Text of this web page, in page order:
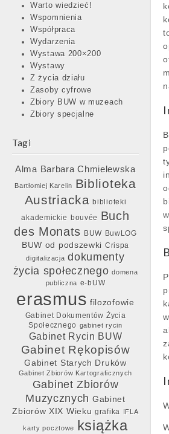
Warto wiedzieć!
Wspomnienia
Współpraca
Wydarzenia
Wystawa 200×200
Wystawy
Z życia działu
Zasoby cyfrowe
Zbiory BUW w muzeach
Zbiory specjalne
Tagi
Alma Barbara Chmielewska
Bartłomiej Karelin Biblioteka
Austriacka biblioteki
akademickie
bouvée
Buch
des Monats BUW BuwLOG
BUW od podszewki Crispa
digitalizacja dokumenty
życia społecznego domena
publiczna e-bUW
erasmus filozofowie
Gabinet Dokumentów Życia
Społecznego gabinet rycin
Gabinet Rycin BUW
Gabinet Rękopisów
Gabinet Starych Druków
Gabinet Zbiorów Kartograficznych
Gabinet Zbiorów
Muzycznych Gabinet
Zbiorów XIX Wieku grafika IFLA
karty pocztowe książka